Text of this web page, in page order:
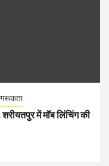
में मॉब लिंचिंग की